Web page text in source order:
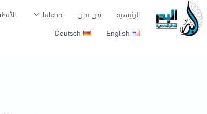
الرئيسية من نحن خدماتنا
English
Deutsch